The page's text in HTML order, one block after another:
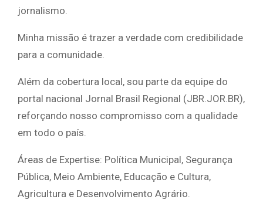
jornalismo.
Minha missão é trazer a verdade com credibilidade
para a comunidade.
Além da cobertura local, sou parte da equipe do
portal nacional Jornal Brasil Regional (JBR.JOR.BR),
reforçando nosso compromisso com a qualidade
em todo o país.
Áreas de Expertise: Política Municipal, Segurança
Pública, Meio Ambiente, Educação e Cultura,
Agricultura e Desenvolvimento Agrário.